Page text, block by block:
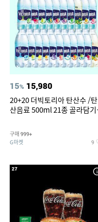
15% 15,980
20+20 더빅토리아 탄산수 /탄
산음료 500ml 21종 골라담기
구매 999+
G마켓 9
27